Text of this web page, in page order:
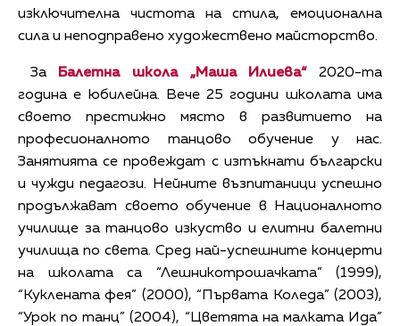
изключителна чистота на стила, емоционална
сила и неподправено художествено майсторство.
За Балетна школа „Маша Илиева“2020-та
година е юбилейна. Вече 25 години школата има
своето престижно място в развитието на
професионалното танцово обучение у нас.
Занятията се провеждат с изтъкнати български
и чужди педагози. Нейните възпитаници успешно
продължават своето обучение в Националното
училище за танцово изкуство и елитни балетни
училища по света. Сред най-успешните концерти
на школата са “Лешникотрошачката” (1999),
“Куклената фея” (2000), “Първата Коледа” (2003),
“Урок по танц” (2004), “Цветята на малката Ида”